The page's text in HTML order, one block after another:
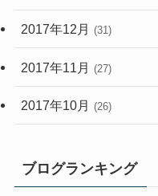
2017年12月 (31)
2017年11月 (27)
2017年10月 (26)
ブログランキング